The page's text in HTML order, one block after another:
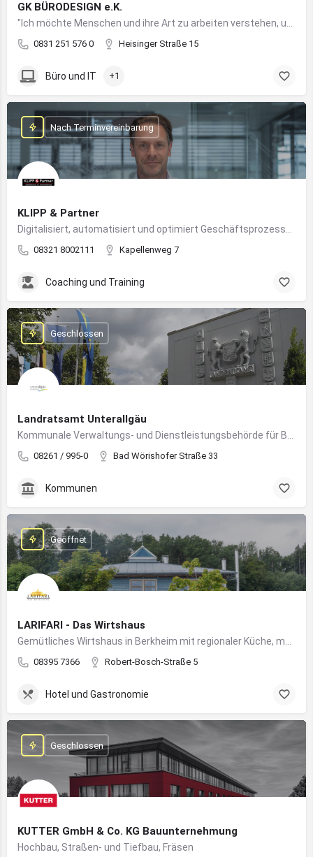
GK BÜRODESIGN e.K.
0831 251 576 0 Heisinger Straße 15
Büro und IT +1
KLIPP & Partner
08321 8002111 Kapellenweg 7
Nach Terminvereinbarung
Coaching und Training
Landratsamt Unterallgäu
08261 / 995-0 Bad Wörishofer Straße 33
Geschlossen
Kommunen
LARIFARI - Das Wirtshaus
08395 7366 Robert-Bosch-Straße 5
Geöffnet
Hotel und Gastronomie
KUTTER GmbH & Co. KG Bauunternehmung
Hochbau, Straßen- und Tiefbau, Fräsen
Geschlossen